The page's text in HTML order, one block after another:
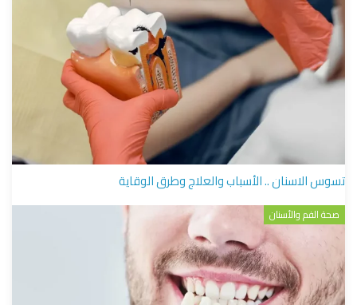
تسوس الاسنان .. الأسباب والعلاج وطرق الوقاية
صحة الفم والأسنان